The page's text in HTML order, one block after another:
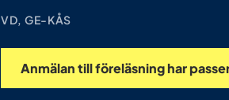
VD, GE-KÅS
Anmälan till föreläsning har